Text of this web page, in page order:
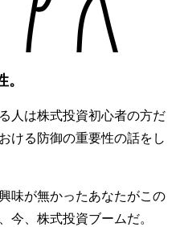
人は株式投資初心者の方だ
ける防御の重要性の話をし
味が無かったあなたがこの
今、株式投資ブームだ。